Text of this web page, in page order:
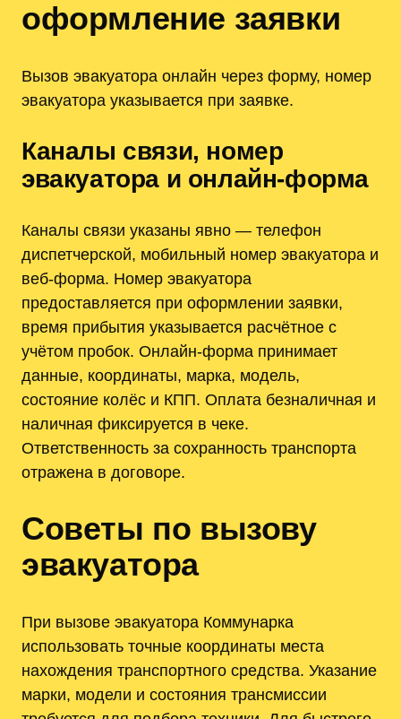
оформление заявки
Вызов эвакуатора онлайн через форму, номер
эвакуатора указывается при заявке.
Каналы связи, номер
эвакуатора и онлайн-форма
Каналы связи указаны явно — телефон
диспетчерской, мобильный номер эвакуатора и
веб-форма. Номер эвакуатора
предоставляется при оформлении заявки,
время прибытия указывается расчётное с
учётом пробок. Онлайн-форма принимает
данные, координаты, марка, модель,
состояние колёс и КПП. Оплата безналичная и
наличная фиксируется в чеке.
Ответственность за сохранность транспорта
отражена в договоре.
Советы по вызову
эвакуатора
При вызове эвакуатора Коммунарка
использовать точные координаты места
нахождения транспортного средства. Указание
марки, модели и состояния трансмиссии